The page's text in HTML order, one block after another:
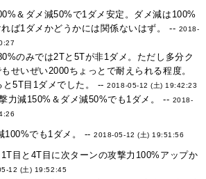
＆ダメ減50%で1ダメ安定。ダメ減は100%
ば1ダメかどうかには関係ないはず。 -- 2018-
のみでは2Tと5Tが非1ダメ。ただし多分ク
せいぜい2000ちょっとで耐えられる程度。
と5T目1ダメでした。 --2018-05-12 (土) 19:42:23
力減150%＆ダメ減50%でも1ダメ。 -- 2018-
100%でも1ダメ。 --2018-05-12 (土) 19:51:56
1T目と4T目に次ターンの攻撃力100%アップか
12 (土) 19:52:45